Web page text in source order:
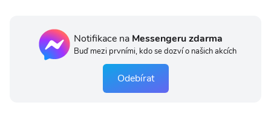
Notifikace na Messengeru zdarma
Buď mezi prvními, kdo se dozví o našich akcích
Odebírat